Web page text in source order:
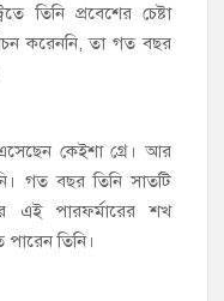
তিনি প্রবেশের চেষ্টা
করেননি, তা গত বছর
এসেছেন কেইশা গ্রে। আর
গত বছর তিনি সাতটি
এই পারফর্মারের শখ
তিনি।